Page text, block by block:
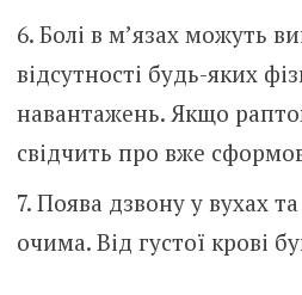
Болі в м’язах можуть
відсутності будь-яких
навантажень. Якщо
свідчить про вже
Поява дзвону у вухах
очима. Від густої крові